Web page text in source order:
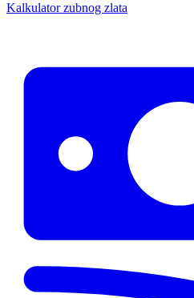
Kalkulator zubnog zlata